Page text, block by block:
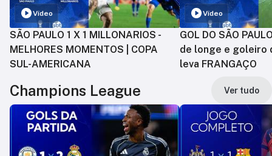
Vídeo
SÃO PAULO 1 X 1 MILLONARIOS -
MELHORES MOMENTOS | COPA
SUL-AMERICANA
Vídeo
GOL DO SÃO
de longe e goleiro
leva FRANGAÇO
Champions League Ver tudo